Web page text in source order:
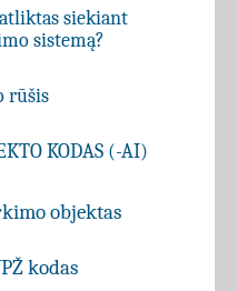
siekiant
sistemą?
rūšis
KODAS (-AI)
objektas
kodas